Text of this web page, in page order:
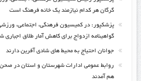
گرگان هر کدام نیازمند یک خانه فرهنگ است
پزشکپور: در کمیسیون فرهنگی، اجتماعی،
گواهینامه ازدواج برای کاهش آمار طلاق اجباری
جوانان احتیاج به محیط های شادی آفرین دارند
روابط عمومی ادارات شهرستان و استان در
هم آمدند